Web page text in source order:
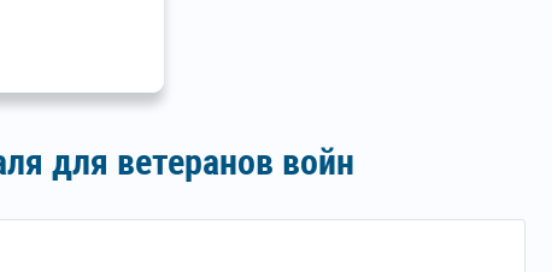
для ветеранов войн